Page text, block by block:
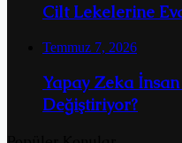
Cilt Lekelerine
Temmuz 7, 2026
Yapay Zeka İnsan
Değiştiriyor?